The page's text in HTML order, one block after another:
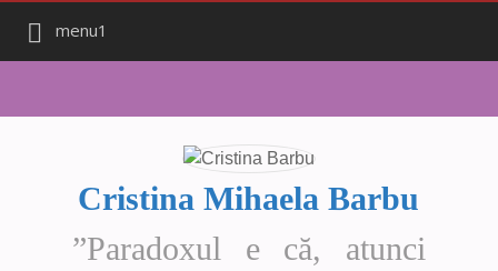
menu1
Cristina Mihaela Barbu
”Paradoxul e că, atunci